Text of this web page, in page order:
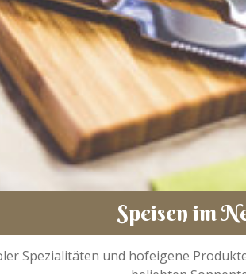
Speisen im
Spezialitäten und hofeigene